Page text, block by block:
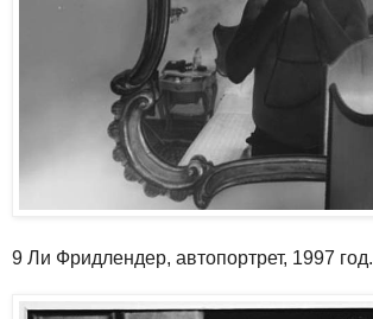
9 Ли Фридлендер, автопортрет, 1997 год.